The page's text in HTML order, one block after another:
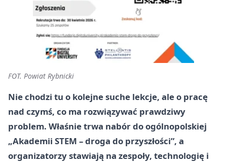
FOT. Powiat Rybnicki
Nie chodzi tu o kolejne suche lekcje, ale o pracę
nad czymś, co ma rozwiązywać prawdziwy
problem. Właśnie trwa nabór do ogólnopolskiej
„Akademii STEM – droga do przyszłości”, a
organizatorzy stawiają na zespoły, technologię i